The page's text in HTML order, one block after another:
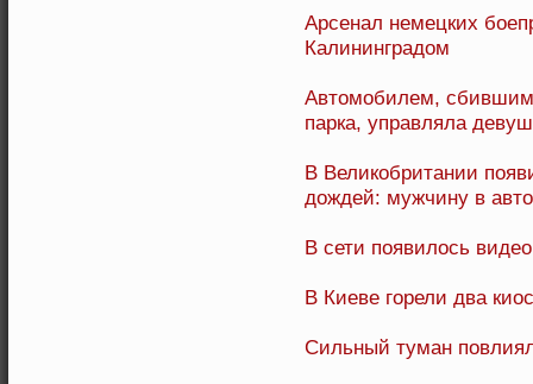
Арсенал немецких
Калининградом
Автомобилем, сбившим
парка, управляла
В Великобритании
дождей: мужчину в
В сети появилось
В Киеве горели два
Сильный туман